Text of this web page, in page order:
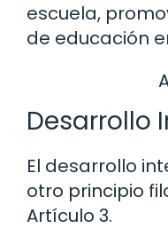
escuela,
de educación
Desarrollo
El desarrollo
otro principio
Artículo 3.